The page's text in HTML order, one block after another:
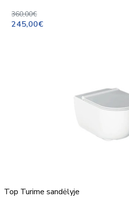
360,00€
245,00€
Top Turime sandėlyje